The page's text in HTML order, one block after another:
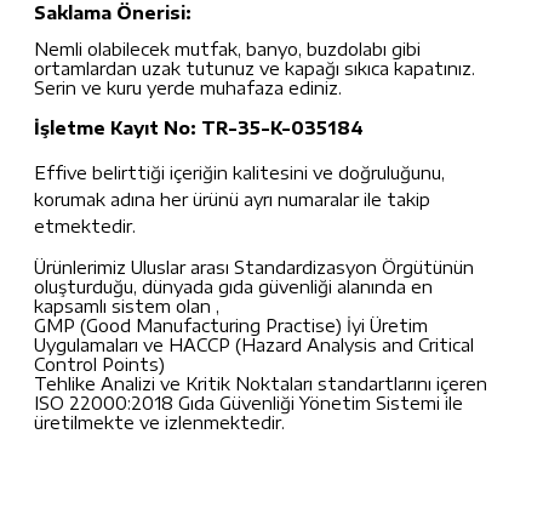
Saklama Önerisi:
Nemli olabilecek mutfak, banyo, buzdolabı gibi
ortamlardan uzak tutunuz ve kapağı sıkıca kapatınız.
Serin ve kuru yerde muhafaza ediniz.
İşletme Kayıt No: TR-35-K-035184
Effive belirttiği içeriğin kalitesini ve doğruluğunu,
korumak adına her ürünü ayrı numaralar ile takip
etmektedir.
Ürünlerimiz Uluslar arası Standardizasyon Örgütünün
oluşturduğu, dünyada gıda güvenliği alanında en
kapsamlı sistem olan ,
GMP (Good Manufacturing Practise) İyi Üretim
Uygulamaları ve HACCP (Hazard Analysis and Critical
Control Points)
Tehlike Analizi ve Kritik Noktaları standartlarını içeren
ISO 22000:2018 Gıda Güvenliği Yönetim Sistemi ile
üretilmekte ve izlenmektedir.